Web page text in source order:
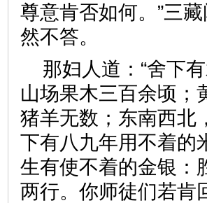
尊意肯否如何。”三
然不答。
那妇人道：“舍下
山场果木三百余顷；
猪羊无数；东南西北
下有八九年用不着的
生有使不着的金银：
两行。你师徒们若肯